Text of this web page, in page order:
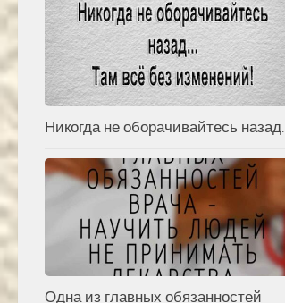
Никогда не оборачивайтесь назад…
Одна из главных обязанностей